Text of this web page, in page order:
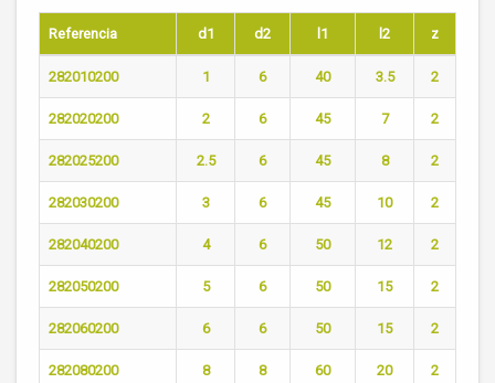
Referencia d1 d2 l1 l2 z
282010200 1 6 40 3.5 2
282020200 2 6 45 7 2
282025200 2.5 6 45 8 2
282030200 3 6 45 10 2
282040200 4 6 50 12 2
282050200 5 6 50 15 2
282060200 6 6 50 15 2
282080200 8 8 60 20 2